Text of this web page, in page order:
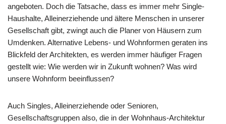
angeboten. Doch die Tatsache, dass es immer mehr Single-
Haushalte, Alleinerziehende und ältere Menschen in unserer
Gesellschaft gibt, zwingt auch die Planer von Häusern zum
Umdenken. Alternative Lebens- und Wohnformen geraten ins
Blickfeld der Architekten, es werden immer häufiger Fragen
gestellt wie: Wie werden wir in Zukunft wohnen? Was wird
unsere Wohnform beeinflussen?
Auch Singles, Alleinerziehende oder Senioren,
Gesellschaftsgruppen also, die in der Wohnhaus-Architektur